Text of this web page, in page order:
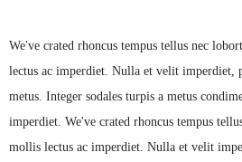
We've crated rhoncus tempus tellus nec
lectus ac imperdiet. Nulla et velit imperdiet,
metus. Integer sodales turpis a metus
imperdiet. We've crated rhoncus tempus
mollis lectus ac imperdiet. Nulla et velit